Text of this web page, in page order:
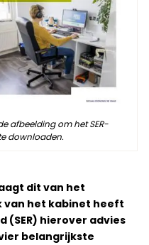
afbeelding om het SER-
downloaden.
dit van het
van het kabinet heeft
(SER) hierover advies
belangrijkste